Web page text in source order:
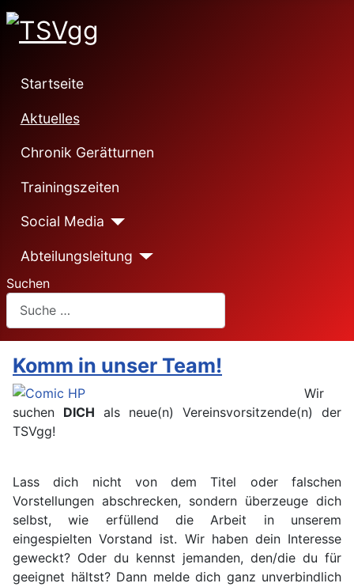
Startseite
Aktuelles
Chronik Gerätturnen
Trainingszeiten
Social Media
Abteilungsleitung
Suchen
Komm in unser Team!
Wir
suchen DICH als neue(n) Vereinsvorsitzende(n) der
TSVgg!
Lass dich nicht von dem Titel oder falschen
Vorstellungen abschrecken, sondern überzeuge dich
selbst, wie erfüllend die Arbeit in unserem
eingespielten Vorstand ist. Wir haben dein Interesse
geweckt? Oder du kennst jemanden, den/die du für
geeignet hältst? Dann melde dich ganz unverbindlich